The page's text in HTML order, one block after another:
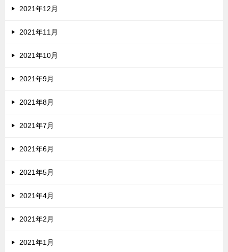
2021年12月
2021年11月
2021年10月
2021年9月
2021年8月
2021年7月
2021年6月
2021年5月
2021年4月
2021年2月
2021年1月